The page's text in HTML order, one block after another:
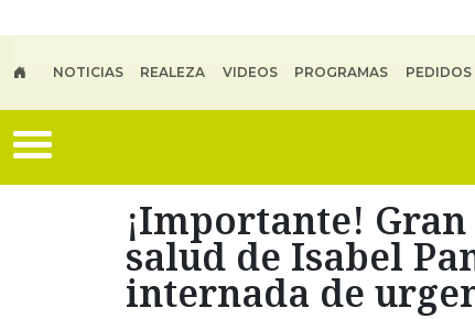
NOTICIAS REALEZA VIDEOS PROGRAMAS PEDIDOS
¡Importante!
salud de Isabel
internada de